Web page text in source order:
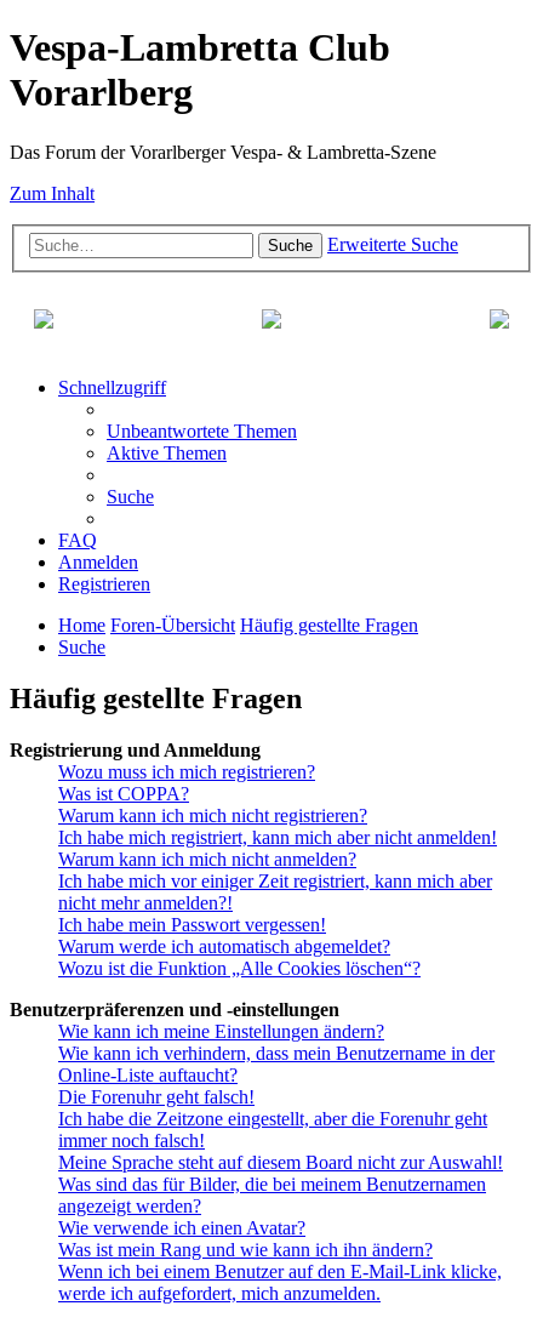
Vespa-Lambretta Club
Vorarlberg
Das Forum der Vorarlberger Vespa- & Lambretta-Szene
Zum Inhalt
Suche Erweiterte Suche
Schnellzugriff
Unbeantwortete Themen
Aktive Themen
Suche
FAQ
Anmelden
Registrieren
Home Foren-Übersicht Häufig gestellte Fragen
Suche
Häufig gestellte Fragen
Registrierung und Anmeldung
Wozu muss ich mich registrieren?
Was ist COPPA?
Warum kann ich mich nicht registrieren?
Ich habe mich registriert, kann mich aber nicht anmelden!
Warum kann ich mich nicht anmelden?
Ich habe mich vor einiger Zeit registriert, kann mich aber
nicht mehr anmelden?!
Ich habe mein Passwort vergessen!
Warum werde ich automatisch abgemeldet?
Wozu ist die Funktion „Alle Cookies löschen“?
Benutzerpräferenzen und -einstellungen
Wie kann ich meine Einstellungen ändern?
Wie kann ich verhindern, dass mein Benutzername in der
Online-Liste auftaucht?
Die Forenuhr geht falsch!
Ich habe die Zeitzone eingestellt, aber die Forenuhr geht
immer noch falsch!
Meine Sprache steht auf diesem Board nicht zur Auswahl!
Was sind das für Bilder, die bei meinem Benutzernamen
angezeigt werden?
Wie verwende ich einen Avatar?
Was ist mein Rang und wie kann ich ihn ändern?
Wenn ich bei einem Benutzer auf den E-Mail-Link klicke,
werde ich aufgefordert, mich anzumelden.